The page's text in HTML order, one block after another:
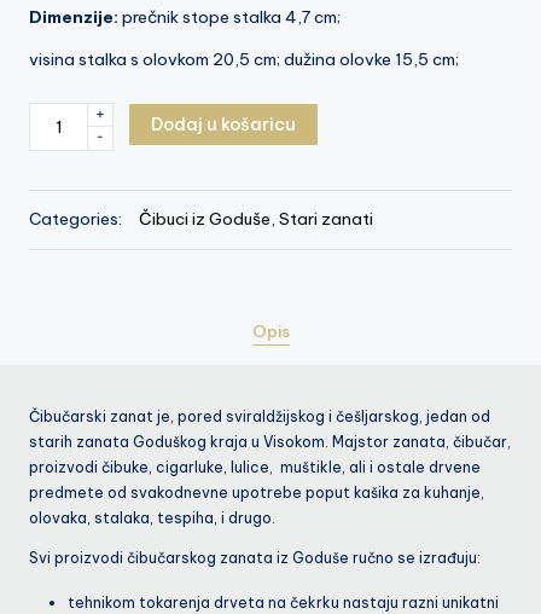
Dimenzije: prečnik stope stalka 4,7 cm;
visina stalka s olovkom 20,5 cm; dužina olovke 15,5 cm;
količina
-
+
Dodaj u košaricu
Categories: Čibuci iz Goduše, Stari zanati
Opis
Čibučarski zanat je, pored sviraldžijskog i češljarskog, jedan od
starih zanata Goduškog kraja u Visokom. Majstor zanata, čibučar,
proizvodi čibuke, cigarluke, lulice, muštikle, ali i ostale drvene
predmete od svakodnevne upotrebe poput kašika za kuhanje,
olovaka, stalaka, tespiha, i drugo.
Svi proizvodi čibučarskog zanata iz Goduše ručno se izrađuju:
tehnikom tokarenja drveta na čekrku nastaju razni unikatni